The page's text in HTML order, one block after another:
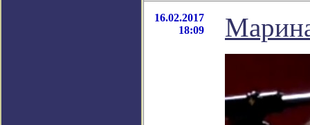
16.02.2017
18:09